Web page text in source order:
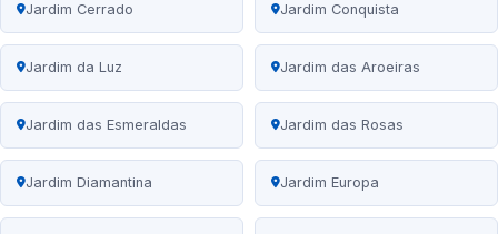
Jardim Cerrado Jardim Conquista
Jardim da Luz Jardim das Aroeiras
Jardim das Esmeraldas Jardim das Rosas
Jardim Diamantina Jardim Europa